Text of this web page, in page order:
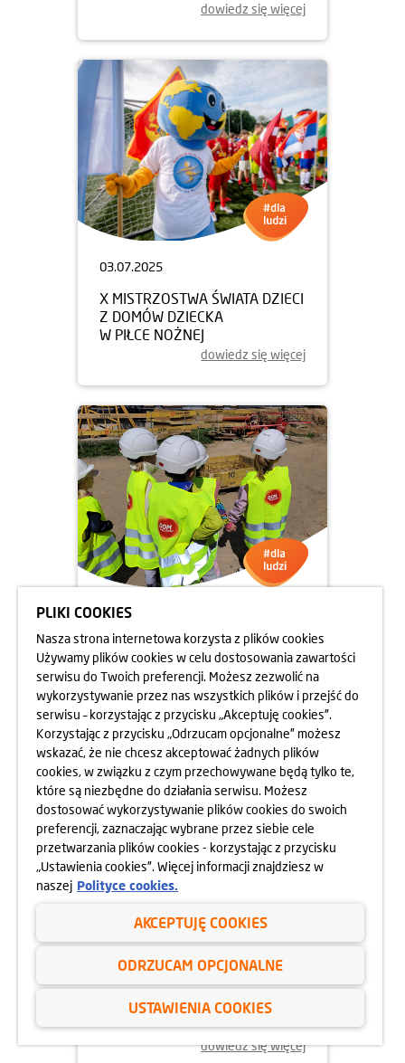
dowiedz się więcej
03.07.2025
X MISTRZOSTWA ŚWIATA DZIECI
Z DOMÓW DZIECKA
W PIŁCE NOŻNEJ
dowiedz się więcej
13.06.2025
UCZNIOWIE NA BUDOWIE
OSIEDLA RAPSODIA
dowiedz się więcej
05.06.2025
DBAMY O FORMĘ STRAŻAKÓW
dowiedz się więcej
PLIKI COOKIES
Nasza strona internetowa korzysta z plików cookies
Używamy plików cookies w celu dostosowania zawartości
serwisu do Twoich preferencji. Możesz zezwolić na
wykorzystywanie przez nas wszystkich plików i przejść do
serwisu – korzystając z przycisku „Akceptuję cookies”.
Korzystając z przycisku „Odrzucam opcjonalne” możesz
wskazać, że nie chcesz akceptować żadnych plików
cookies, w związku z czym przechowywane będą tylko te,
które są niezbędne do działania serwisu. Możesz
dostosować wykorzystywanie plików cookies do swoich
preferencji, zaznaczając wybrane przez siebie cele
przetwarzania plików cookies - korzystając z przycisku
„Ustawienia cookies”. Więcej informacji znajdziesz w
naszej Polityce cookies.
AKCEPTUJĘ COOKIES
ODRZUCAM OPCJONALNE
USTAWIENIA COOKIES